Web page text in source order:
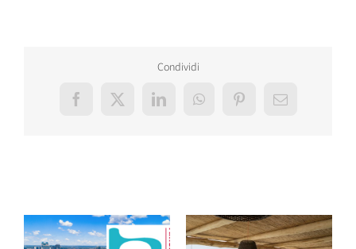
Condividi
Facebook
X LinkedInWhatsAppPinterestEmail